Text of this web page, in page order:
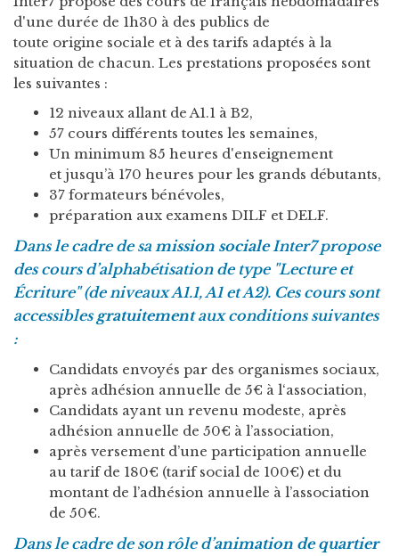
d'une durée de 1h30 à des publics de
toute origine sociale et à des tarifs adaptés à la
situation de chacun. Les prestations proposées sont
les suivantes :
12 niveaux allant de A1.1 à B2,
57 cours différents toutes les semaines,
Un minimum 85 heures d'enseignement
et jusqu’à 170 heures pour les grands débutants,
37 formateurs bénévoles,
préparation aux examens DILF et DELF.
Dans le cadre de sa mission socialeInter7 propose
des cours d’alphabétisation de type "Lecture et
Écriture" (de niveaux A1.1, A1 et A2). Ces cours sont
accessibles gratuitementaux conditions suivantes
:
Candidats envoyés par des organismes sociaux,
après adhésion annuelle de 5€ à l‘association,
Candidats ayant un revenu modeste, après
adhésion annuelle de 50€ à l’association,
après versement d’une participation annuelle
au tarif de 180€ (tarif social de 100€) et du
montant de l’adhésion annuelle à l’association
de 50€.
Dans le cadre de son rôle d’animation de quartier